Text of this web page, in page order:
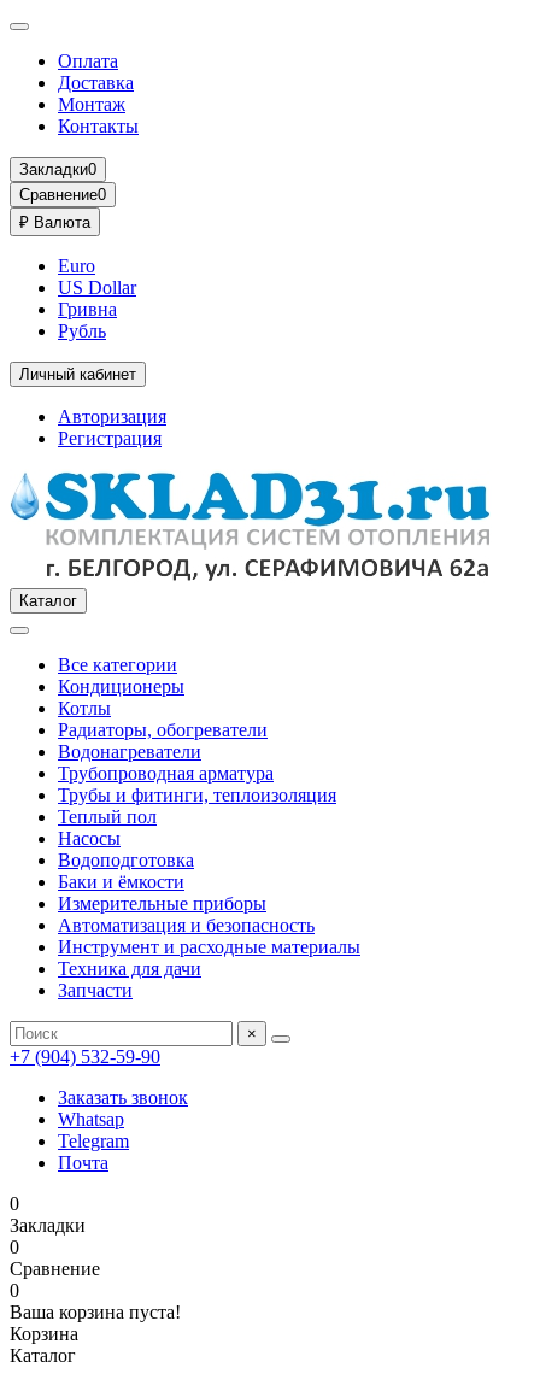
Оплата
Доставка
Монтаж
Контакты
Закладки0
Сравнение0
₽ Валюта
Euro
US Dollar
Гривна
Рубль
Личный кабинет
Авторизация
Регистрация
Каталог
Все категории
Кондиционеры
Котлы
Радиаторы, обогреватели
Водонагреватели
Трубопроводная арматура
Трубы и фитинги, теплоизоляция
Теплый пол
Насосы
Водоподготовка
Баки и ёмкости
Измерительные приборы
Автоматизация и безопасность
Инструмент и расходные материалы
Техника для дачи
Запчасти
×
+7 (904) 532-59-90
Заказать звонок
Whatsap
Telegram
Почта
0
Закладки
0
Сравнение
0
Ваша корзина пуста!
Корзина
Каталог